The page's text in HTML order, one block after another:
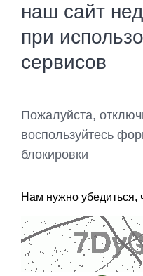
наш сайт
при
сервисов
Пожалуйста,
воспользуйтесь
блокировки
Нам нужно убедиться,